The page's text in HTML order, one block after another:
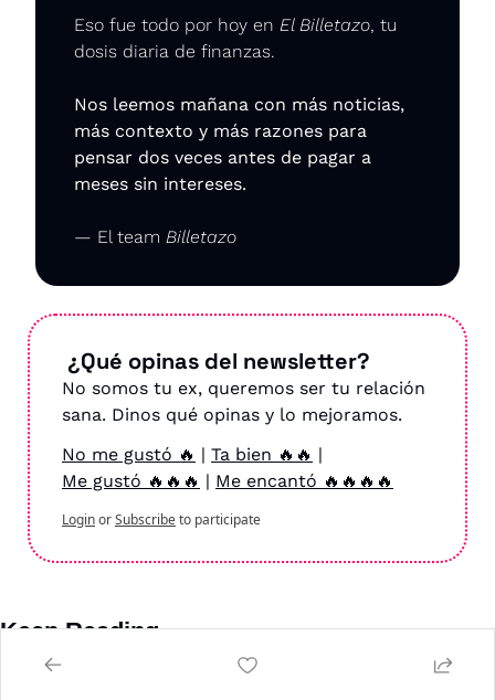
Eso fue todo por hoy en El Billetazo, tu
dosis diaria de finanzas.
Nos leemos mañana con más noticias,
más contexto y más razones para
pensar dos veces antes de pagar a
meses sin intereses.
— El team Billetazo
¿Qué opinas del newsletter?
No somos tu ex, queremos ser tu relación
sana. Dinos qué opinas y lo mejoramos.
No me gustó 🔥 | Ta bien 🔥🔥 |
Me gustó 🔥🔥🔥 | Me encantó 🔥🔥🔥🔥
LoginorSubscribeto participate
Keep Reading
View more